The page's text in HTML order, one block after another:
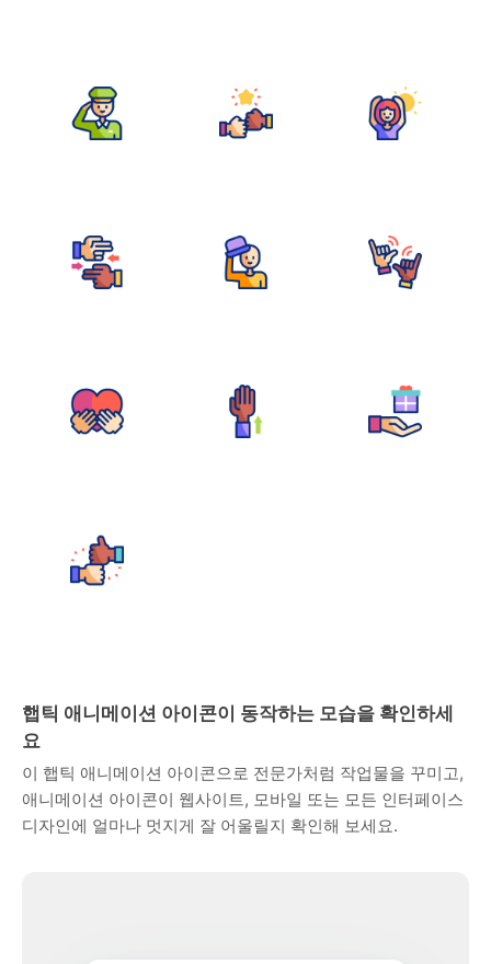
햅틱 애니메이션 아이콘이 동작하는 모습을 확인하세
요
이 햅틱 애니메이션 아이콘으로 전문가처럼 작업물을 꾸미고,
애니메이션 아이콘이 웹사이트, 모바일 또는 모든 인터페이스
디자인에 얼마나 멋지게 잘 어울릴지 확인해 보세요.